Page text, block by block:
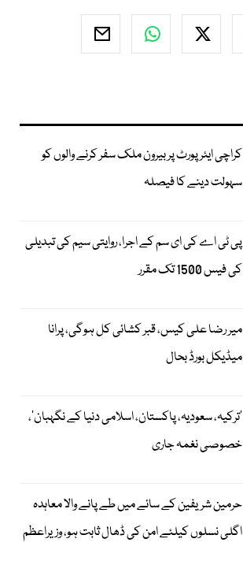
کراچی ایئرپورٹ پر بیرون ملک سفر کرنے والوں کو
سہولت دینے کا فیصلہ
پی ٹی اے کی ای سم کے اجرا، روایتی سیم کی تبدیلی
کی فیس 1500 تک مقرر
میر رضا علی کیس، قبر کشائی کل ہوگی، پرانا
میڈیکل بورڈ بحال
‘ترکیہ، سعودیہ، پاکستان، اسلامی دنیا کے نگہبان’،
خصوصی نغمہ جاری
حرمین شریفین کے سائے میں طے پانے والا معاہدہ
اگلی نسلوں کیلئے امن کی ڈھال ثابت ہو، وزیراعظم